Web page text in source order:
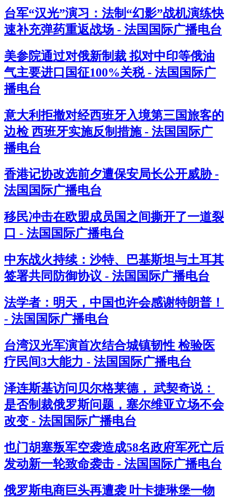
台军“汉光”演习：法制“幻影”战机演练快
速补充弹药重返战场 - 法国国际广播电台
美参院通过对俄新制裁 拟对中印等俄油
气主要进口国征100%关税 - 法国国际广
播电台
意大利拒撤对经西班牙入境第三国旅客的
边检 西班牙实施反制措施 - 法国国际广
播电台
香港记协改选前夕遭保安局长公开威胁 -
法国国际广播电台
移民冲击在欧盟成员国之间撕开了一道裂
口 - 法国国际广播电台
中东战火持续：沙特、巴基斯坦与土耳其
签署共同防御协议 - 法国国际广播电台
法学者：明天，中国也许会感谢特朗普！
- 法国国际广播电台
台湾汉光军演首次结合城镇韧性 检验医
疗民间3大能力 - 法国国际广播电台
泽连斯基访问贝尔格莱德， 武契奇说：
是否制裁俄罗斯问题，塞尔维亚立场不会
改变 - 法国国际广播电台
也门胡塞叛军空袭造成58名政府军死亡后
发动新一轮致命袭击 - 法国国际广播电台
俄罗斯电商巨头再遭袭 叶卡捷琳堡一物